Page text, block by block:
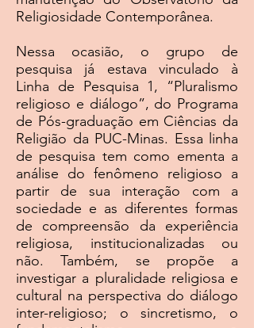
Religiosidade Contemporânea.
Nessa ocasião, o grupo de
pesquisa já estava vinculado à
Linha de Pesquisa 1, “Pluralismo
religioso e diálogo”, do Programa
de Pós-graduação em Ciências da
Religião da PUC-Minas. Essa linha
de pesquisa tem como ementa a
análise do fenômeno religioso a
partir de sua interação com a
sociedade e as diferentes formas
de compreensão da experiência
religiosa, institucionalizadas ou
não. Também, se propõe a
investigar a pluralidade religiosa e
cultural na perspectiva do diálogo
inter-religioso; o sincretismo, o